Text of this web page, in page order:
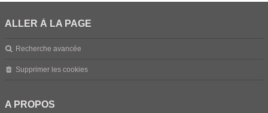
ALLER À LA PAGE
Recherche avancée
Supprimer les cookies
A PROPOS